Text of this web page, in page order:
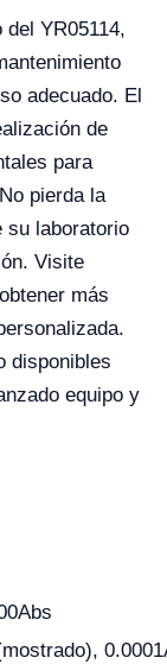
YR05114,
adecuado. El
de
para
pierda la
su laboratorio
Visite
más
disponibles
equipo y